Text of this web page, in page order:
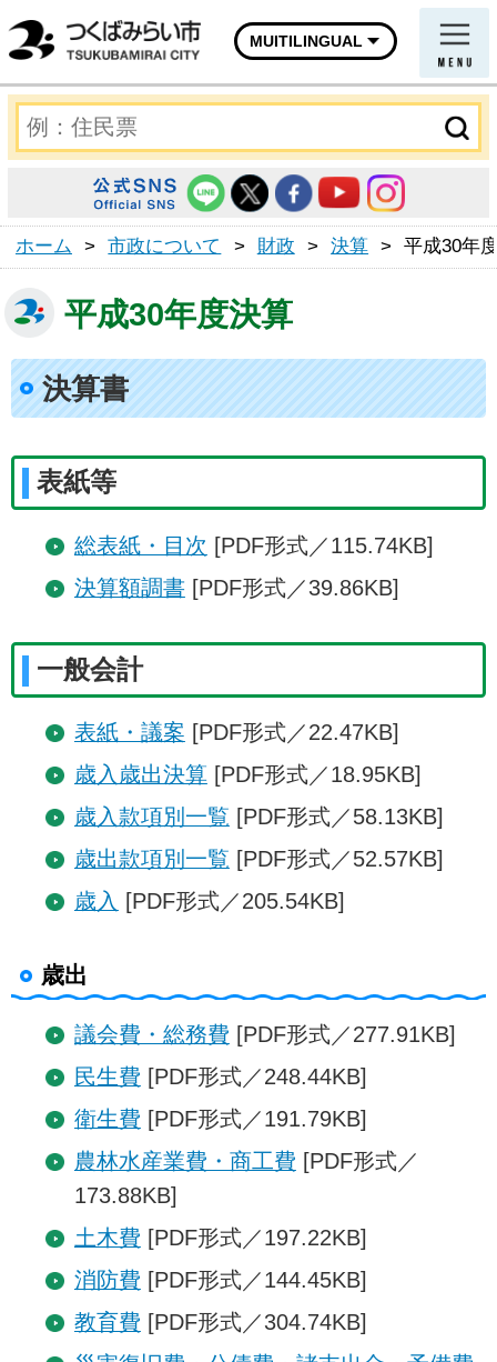
MUITILINGUAL
ホーム > 市政について > 財政 > 決算 > 平成30年
平成30年度決算
決算書
表紙等
総表紙・目次 [PDF形式／115.74KB]
決算額調書[PDF形式／39.86KB]
一般会計
表紙・議案 [PDF形式／22.47KB]
歳入歳出決算[PDF形式／18.95KB]
歳入款項別一覧 [PDF形式／58.13KB]
歳出款項別一覧 [PDF形式／52.57KB]
歳入 [PDF形式／205.54KB]
歳出
議会費・総務費 [PDF形式／277.91KB]
民生費 [PDF形式／248.44KB]
衛生費 [PDF形式／191.79KB]
農林水産業費・商工費 [PDF形式／
173.88KB]
土木費 [PDF形式／197.22KB]
消防費 [PDF形式／144.45KB]
教育費 [PDF形式／304.74KB]